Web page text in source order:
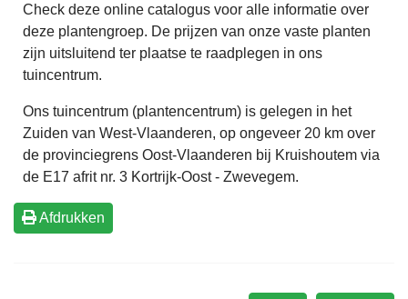
Check deze online catalogus voor alle informatie over
deze plantengroep. De prijzen van onze vaste planten
zijn uitsluitend ter plaatse te raadplegen in ons
tuincentrum.
Ons tuincentrum (plantencentrum) is gelegen in het
Zuiden van West-Vlaanderen, op ongeveer 20 km over
de provinciegrens Oost-Vlaanderen bij Kruishoutem via
de E17 afrit nr. 3 Kortrijk-Oost - Zwevegem.
Afdrukken